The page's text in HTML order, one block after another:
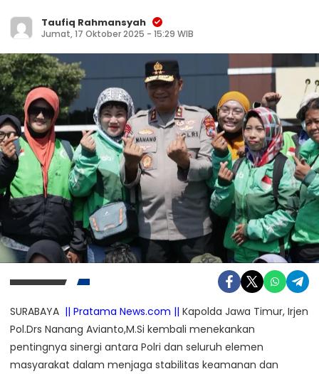
Taufiq Rahmansyah
Jumat, 17 Oktober 2025 - 15:29 WIB
SURABAYA || Pratama News.com || Kapolda Jawa Timur, Irjen
Pol.Drs Nanang Avianto,M.Si kembali menekankan
pentingnya sinergi antara Polri dan seluruh elemen
masyarakat dalam menjaga stabilitas keamanan dan